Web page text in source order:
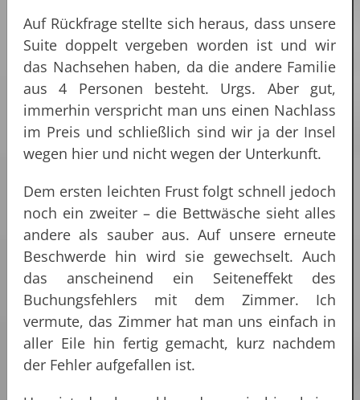
Auf Rückfrage stellte sich heraus, dass unsere
Suite doppelt vergeben worden ist und wir
das Nachsehen haben, da die andere Familie
aus 4 Personen besteht. Urgs. Aber gut,
immerhin verspricht man uns einen Nachlass
im Preis und schließlich sind wir ja der Insel
wegen hier und nicht wegen der Unterkunft.
Dem ersten leichten Frust folgt schnell jedoch
noch ein zweiter – die Bettwäsche sieht alles
andere als sauber aus. Auf unsere erneute
Beschwerde hin wird sie gewechselt. Auch
das anscheinend ein Seiteneffekt des
Buchungsfehlers mit dem Zimmer. Ich
vermute, das Zimmer hat man uns einfach in
aller Eile hin fertig gemacht, kurz nachdem
der Fehler aufgefallen ist.